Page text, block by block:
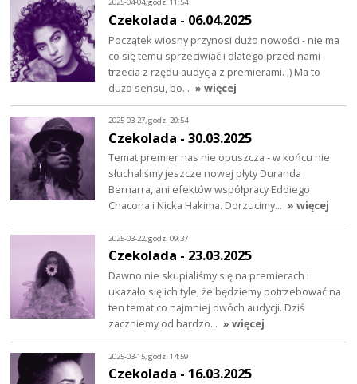
Czekolada - 06.04.2025
Początek wiosny przynosi dużo nowości - nie ma
co się temu sprzeciwiać i dlatego przed nami
trzecia z rzędu audycja z premierami. ;) Ma to
dużo sensu, bo… » więcej
2025-03-27, godz. 20:54
Czekolada - 30.03.2025
Temat premier nas nie opuszcza - w końcu nie
słuchaliśmy jeszcze nowej płyty Duranda
Bernarra, ani efektów współpracy Eddiego
Chacona i Nicka Hakima. Dorzucimy… » więcej
2025-03-22, godz. 09:37
Czekolada - 23.03.2025
Dawno nie skupialiśmy się na premierach i
ukazało się ich tyle, że będziemy potrzebować na
ten temat co najmniej dwóch audycji. Dziś
zaczniemy od bardzo… » więcej
2025-03-15, godz. 14:59
Czekolada - 16.03.2025